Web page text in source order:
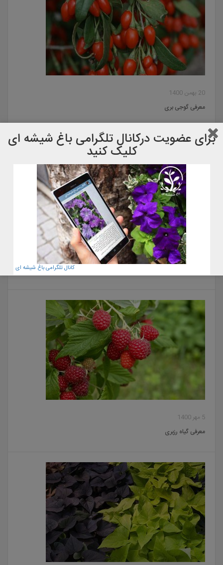
20 بهمن 1400
معرفی گوجی بری
5 مهر 1400
معرفی گیاه رزبری
برای عضویت دركانال تلگرامی باغ شیشه ای
کلیک کنید
کانال تلگرامی باغ شیشه ای